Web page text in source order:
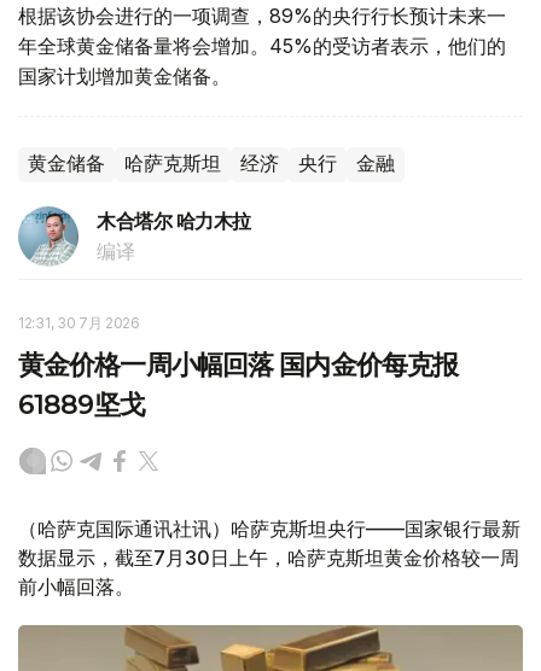
根据该协会进行的一项调查，89%的央行行长预计未来一
年全球黄金储备量将会增加。45%的受访者表示，他们的
国家计划增加黄金储备。
黄金储备 哈萨克斯坦 经济 央行 金融
木合塔尔 哈力木拉
编译
12:31, 30 7月 2026
黄金价格一周小幅回落 国内金价每克报
61889坚戈
（哈萨克国际通讯社讯）哈萨克斯坦央行——国家银行最新
数据显示，截至7月30日上午，哈萨克斯坦黄金价格较一周
前小幅回落。